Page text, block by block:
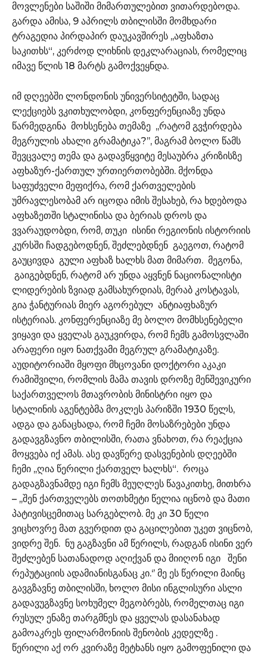
მოვლენები საშიში მიმართულებით ვითარდებოდა.
გარდა ამისა, 9 აპრილს თბილისში მომხდარი
ტრაგედია პირდაპირ დაუკავშირეს ,,აფხაზთა
საკითხს“, კერძოდ ლიხნის დეკლარაციას, რომელიც
იმავე წლის 18 მარტს გამოქვეყნდა.
იმ დღეებში ლონდონის უნივერსიტეტში, სადაც
ლექციებს ვკითხულობდი, კონფერენციაზე უნდა
წარმედგინა მოხსენება თემაზე ,,რატომ გვჭირდება
მეგრულის ახალი გრამატიკა?’’, მაგრამ ბოლო წამს
შევცვალე თემა და გადავწყვიტე მესაუბრა კრიზისზე
აფხაზურ-ქართულ ურთიერთობებში. მქონდა
საფუძველი მეფიქრა, რომ ქართველების
უმრავლესობამ არ იცოდა იმის შესახებ, რა ხდებოდა
აფხაზეთში სტალინისა და ბერიას დროს და
ვვარაუდობდი, რომ, თუკი ისინი რეგიონის ისტორიის
კურსში ჩადგებოდნენ, შეძლებდნენ გაეგოთ, რატომ
გაუცივდა გული აფხაზ ხალხს მათ მიმართ. მეგონა,
გაიგებდნენ, რატომ არ უნდა აყვნენ ნაციონალისტი
ლიდერების ზვიად გამსახურდიას, მერაბ კოსტავას,
გია ჭანტურიას მიერ აგორებულ ანტიაფხაზურ
ისტერიას. კონფერენციაზე მე ბოლო მომხსენებელი
ვიყავი და ყველას გაუკვირდა, რომ ჩემს გამოსვლაში
არაფერი იყო ნათქვამი მეგრულ გრამატიკაზე.
აუდიტორიაში მყოფი მხცოვანი დოქტორი აკაკი
რამიშვილი, რომლის მამა თავის დროზე მენშევიკური
საქართველოს მთავრობის მინისტრი იყო და
სტალინის აგენტებმა მოკლეს პარიზში 1930 წელს,
ადგა და განაცხადა, რომ ჩემი მოსაზრებები უნდა
გადავგზავნო თბილისში, რათა ვნახოთ, რა რეაქცია
მოყვება იქ ამას. ასე დავწერე დასვენების დღეებში
ჩემი ,,ღია წერილი ქართველ ხალხს“. როცა
გადაგზავნამდე იგი ჩემს მეუღლეს წავაკითხე, მითხრა
– ,,შენ ქართველებს თოთხმეტი წელია იცნობ და მათი
პატივისცემითაც სარგებლობ. მე კი 30 წელი
ვიცხოვრე მათ გვერდით და გაცილებით უკეთ ვიცნობ,
ვიდრე შენ. ნუ გაგზავნი ამ წერილს, რადგან ისინი ვერ
შეძლებენ სათანადოდ აღიქვან და მიიღონ იგი შენი
რეპუტაციის ადამიანისგანაც კი.‘’ მე ეს წერილი მაინც
გავგზავნე თბილისში, ხოლო მისი ინგლისური ასლი
გადავუგზავნე სოხუმელ მეგობრებს, რომელთაც იგი
რუსულ ენაზე თარგმნეს და ყველას დასანახად
გამოაკრეს ფილარმონიის შენობის კედელზე .
წერილი აქ ორ კვირაზე მეტხანს იყო გამოფენილი და